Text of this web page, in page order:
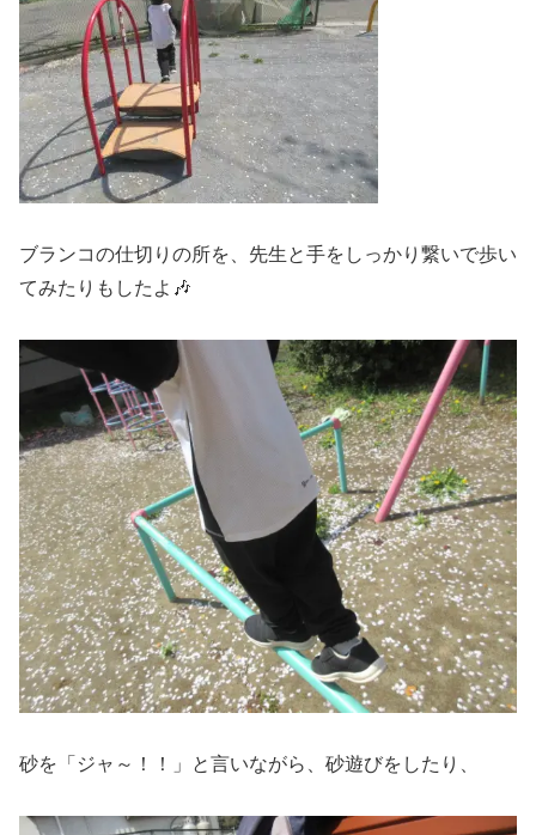
ブランコの仕切りの所を、先生と手をしっかり繋いで歩い
てみたりもしたよ🎶
砂を「ジャ～！！」と言いながら、砂遊びをしたり、